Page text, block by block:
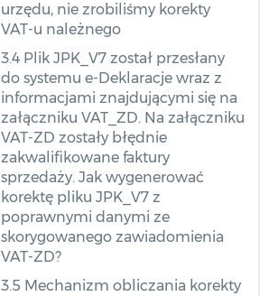
urzędu, nie zrobiliśmy korekty
VAT-u należnego
3.4 Plik JPK_V7 został przesłany
do systemu e-Deklaracje wraz z
informacjami znajdującymi się na
załączniku VAT_ZD. Na załączniku
VAT-ZD zostały błędnie
zakwalifikowane faktury
sprzedaży. Jak wygenerować
korektę pliku JPK_V7 z
poprawnymi danymi ze
skorygowanego zawiadomienia
VAT‑ZD?
3.5 Mechanizm obliczania korekty